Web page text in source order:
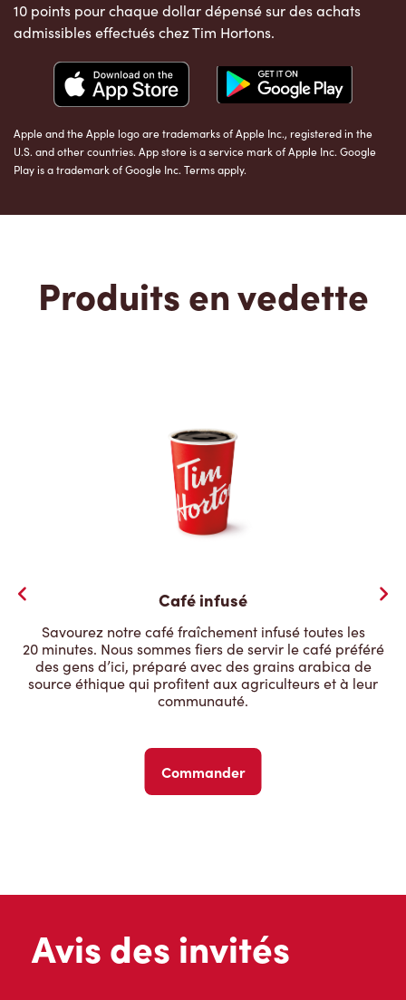
10 points pour chaque dollar dépensé sur des achats
admissibles effectués chez Tim Hortons.
Apple and the Apple logo are trademarks of Apple Inc., registered in the
U.S. and other countries. App store is a service mark of Apple Inc. Google
Play is a trademark of Google Inc. Terms apply.
Produits en vedette
Café infusé
Savourez notre café fraîchement infusé toutes les
20 minutes. Nous sommes fiers de servir le café préféré
des gens d’ici, préparé avec des grains arabica de
source éthique qui profitent aux agriculteurs et à leur
communauté.
Commander
Avis des invités